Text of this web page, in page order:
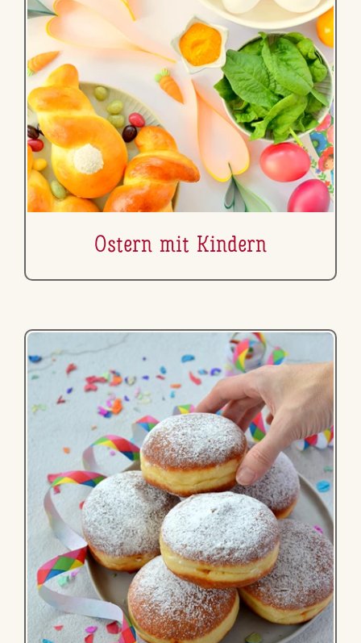
Ostern mit Kindern